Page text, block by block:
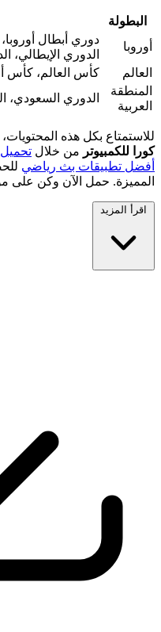
البطولة
أوروبا
دوري أبطال أوروبا،
الدوري الإيطالي،
العالم
كأس العالم، كأس
المنطقة
العربية
الدوري السعودي،
للاستمتاع بكل هذه
كورا للكمبيوتر من خلال
أفضل تطبيقات بث رياضي
المميزة. حمل الآن وكن على
اقرأ المزيد